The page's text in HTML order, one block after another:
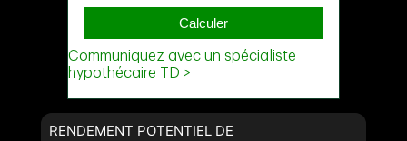
RENDEMENT POTENTIEL DE